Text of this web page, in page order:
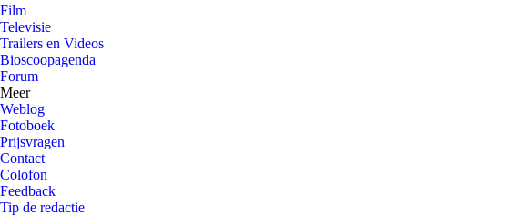
Film
Televisie
Trailers en Videos
Bioscoopagenda
Forum
Meer
Weblog
Fotoboek
Prijsvragen
Contact
Colofon
Feedback
Tip de redactie